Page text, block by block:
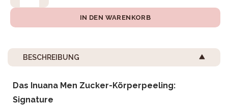
IN DEN WARENKORB
BESCHREIBUNG
Das Inuana Men Zucker-Körperpeeling:
Signature